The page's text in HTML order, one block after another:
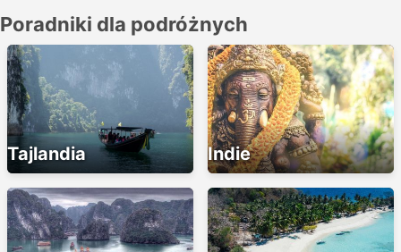
Poradniki dla podróżnych
Tajlandia Indie